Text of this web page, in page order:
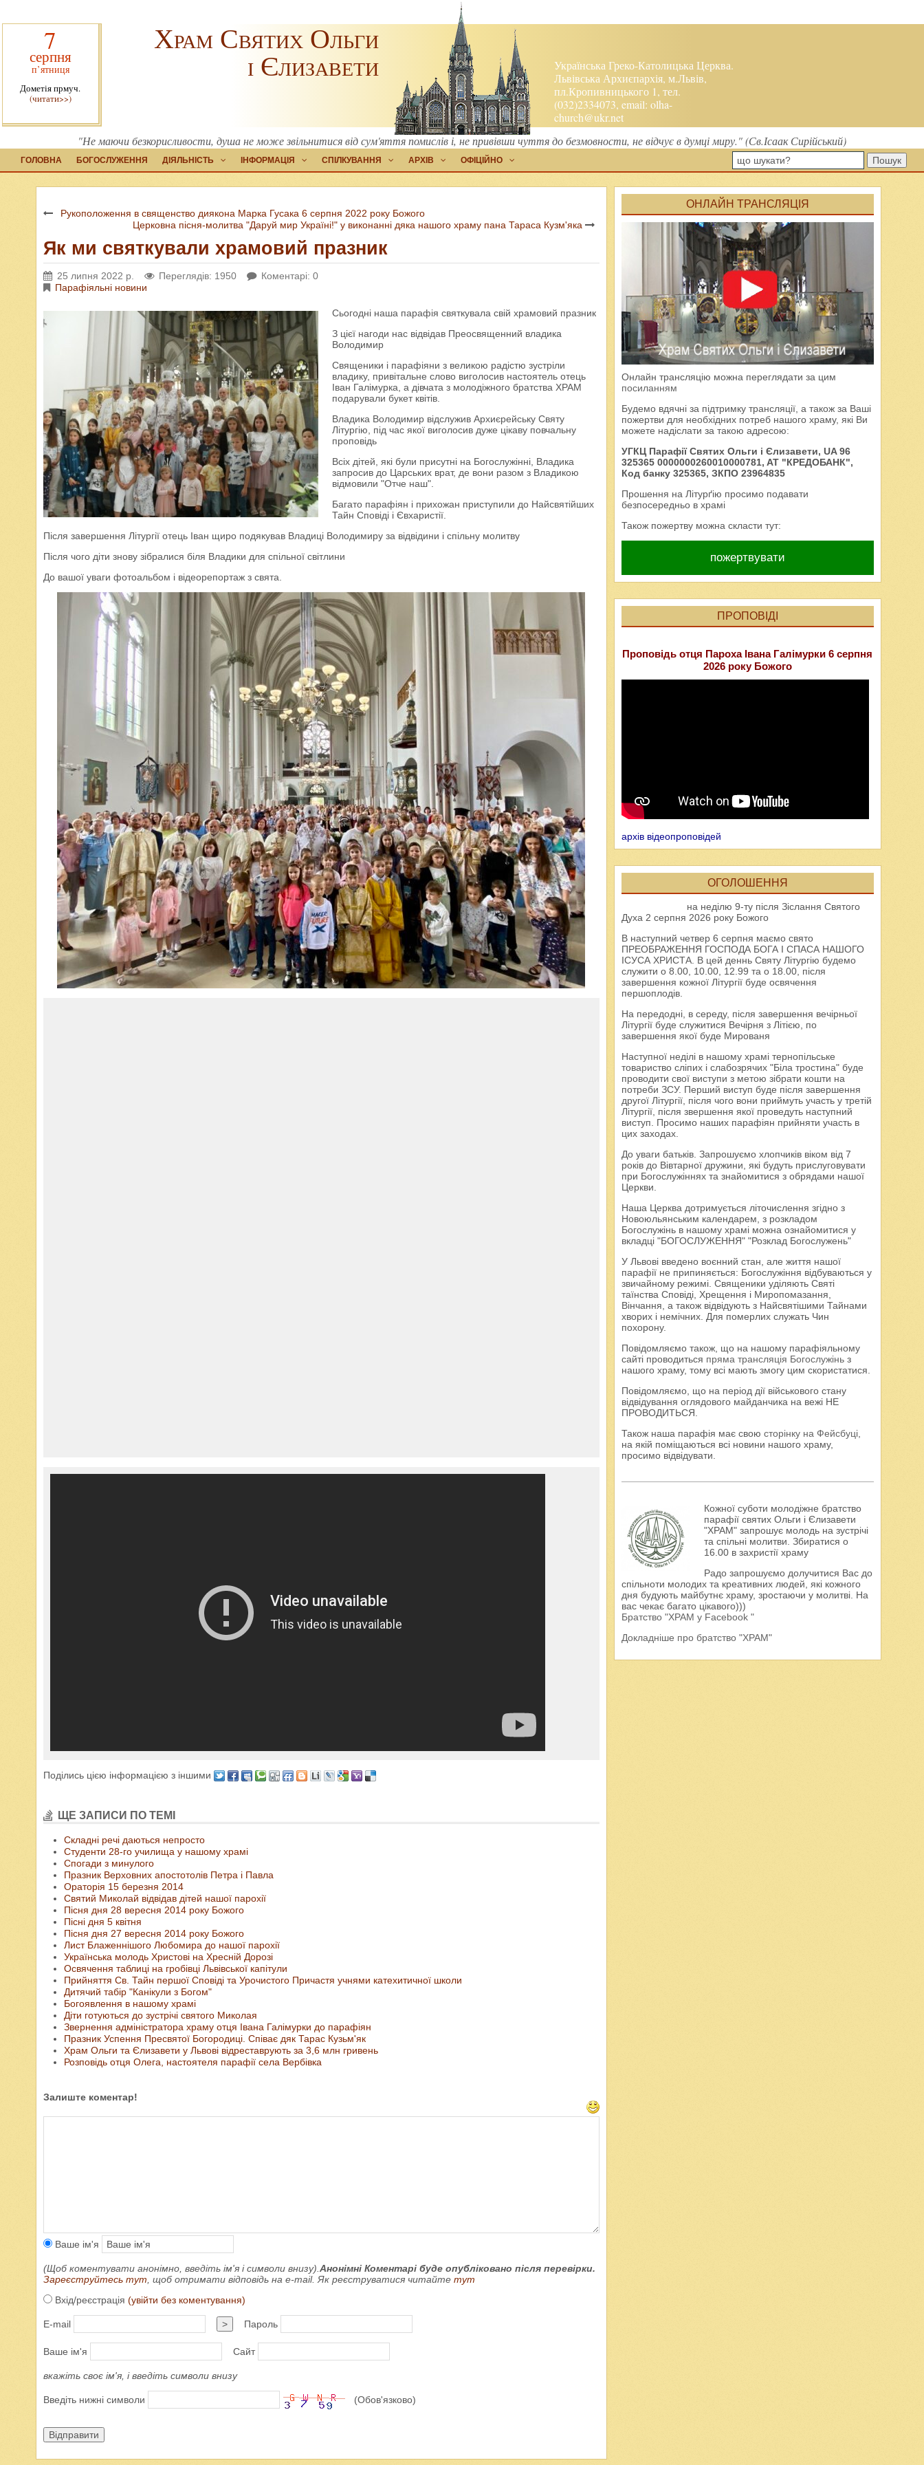
7
серпня
п’ятниця
Дометія прмуч.
(читати>>)
Українська Греко-Католицька Церква.
Львівська Архиєпархія, м.Львів,
пл.Кропивницького 1, тел.
(032)2334073, email:olha-
church@ukr.net
Храм Святих Ольги
і Єлизавети
"Не маючи безкорисливости, душа не може звільнитися від сум'яття помислів і, не привівши чуття до безмовности, не відчує в думці миру." (Св.Ісаак Сирійський)
ГОЛОВНА БОГОСЛУЖЕННЯ ДІЯЛЬНІСТЬ ІНФОРМАЦІЯ СПІЛКУВАННЯ АРХІВ ОФІЦІЙНО Пошук
Рукоположення в священство диякона Марка Гусака 6 серпня 2022 року Божого
Церковна пісня-молитва "Даруй мир Україні!" у виконанні дяка нашого храму пана Тараса Кузм'яка
Як ми святкували храмовий празник
25 липня 2022 р. Переглядів: 1950
Коментарі: 0
Парафіяльні новини
Сьогодні наша парафія святкувала свій храмовий празник
З цієї нагоди нас відвідав Преосвященний владика
Володимир
Священики і парафіяни з великою радістю зустріли
владику, привітальне слово виголосив настоятель отець
Іван Галімурка, а дівчата з молодіжного братства ХРАМ
подарували букет квітів.
Владика Володимир відслужив Архиєрейську Святу
Літургію, під час якої виголосив дуже цікаву повчальну
проповідь
Всіх дітей, які були присутні на Богослужінні, Владика
запросив до Царських врат, де вони разом з Владикою
відмовили "Отче наш".
Багато парафіян і прихожан приступили до Найсвятійших
Тайн Сповіді і Євхаристії.
Після завершення Літургії отець Іван щиро подякував Владиці Володимиру за відвідини і спільну молитву
Після чого діти знову зібралися біля Владики для спільної світлини
До вашої уваги фотоальбом і відеорепортаж з свята.
Поділись цією інформацією з іншими
ЩЕ ЗАПИСИ ПО ТЕМІ
Складні речі даються непросто
Студенти 28-го училища у нашому храмі
Спогади з минулого
Празник Верховних апостотолів Петра і Павла
Ораторія 15 березня 2014
Святий Миколай відвідав дітей нашої парохії
Пісня дня 28 вересня 2014 року Божого
Пісні дня 5 квітня
Пісня дня 27 вересня 2014 року Божого
Лист Блаженнішого Любомира до нашої парохії
Українська молодь Христові на Хресній Дорозі
Освячення таблиці на гробівці Львівської капітули
Прийняття Св. Тайн першої Сповіді та Урочистого Причастя учнями катехитичної школи
Дитячий табір "Канікули з Богом"
Богоявлення в нашому храмі
Діти готуються до зустрічі святого Миколая
Звернення адміністратора храму отця Івана Галімурки до парафіян
Празник Успення Пресвятої Богородиці. Співає дяк Тарас Кузьм'як
Храм Ольги та Єлизавети у Львові відреставрують за 3,6 млн гривень
Розповідь отця Олега, настоятеля парафії села Вербівка
Залиште коментар!
Ваше ім'я
(Щоб коментувати анонімно, введіть ім'я і символи внизу).Анонімні Коментарі буде опубліковано після перевірки.
Зареєструйтесь тут, щоб отримати відповідь на e-mail. Як реєструватися читайте тут
Вхід/реєстрація (увійти без коментування)
E-mail > Пароль
Ваше ім'я Сайт
вкажіть своє ім'я, і введіть символи внизу
Введіть нижні символи (Обов'язково)
Відправити
ОНЛАЙН ТРАНСЛЯЦІЯ
Онлайн трансляцію можна переглядати за цим
посиланням
Будемо вдячні за підтримку трансляції, а також за Ваші
пожертви для необхідних потреб нашого храму, які Ви
можете надіслати за такою адресою:
УГКЦ Парафії Святих Ольги і Єлизавети, UA 96
325365 0000000260010000781, AT "КРЕДОБАНК",
Код банку 325365, ЗКПО 23964835
Прошення на Літурґію просимо подавати
безпосередньо в храмі
Також пожертву можна скласти тут:
пожертвувати
ПРОПОВІДІ
Проповідь отця Пароха Івана Галімурки 6 серпня
2026 року Божого
архів відеопроповідей
ОГОЛОШЕННЯ
на неділю 9-ту після Зіслання Святого
Духа 2 серпня 2026 року Божого
В наступний четвер 6 серпня маємо свято
ПРЕОБРАЖЕННЯ ГОСПОДА БОГА І СПАСА НАШОГО
ІСУСА ХРИСТА. В цей деннь Святу Літургію будемо
служити о 8.00, 10.00, 12.99 та о 18.00, після
завершення кожної Літургії буде освячення
першоплодів.
На передодні, в середу, після завершення вечірньої
Літургії буде служитися Вечірня з Літією, по
завершення якої буде Мированя
Наступної неділі в нашому храмі тернопільське
товариство сліпих і слабозрячих "Біла тростина" буде
проводити свої виступи з метою зібрати кошти на
потреби ЗСУ. Перший виступ буде після завершення
другої Літургії, після чого вони приймуть участь у третій
Літургії, після звершення якої проведуть наступний
виступ. Просимо наших парафіян прийняти участь в
цих заходах.
До уваги батьків. Запрошуємо хлопчиків віком від 7
років до Вівтарної дружини, які будуть прислуговувати
при Богослужіннях та знайомитися з обрядами нашої
Церкви.
Наша Церква дотримується літочислення згідно з
Новоюльянським календарем, з розкладом
Богослужінь в нашому храмі можна ознайомитися у
вкладці "БОГОСЛУЖЕННЯ" "Розклад Богослужень"
У Львові введено воєнний стан, але життя нашої
парафії не припиняється: Богослужіння відбуваються у
звичайному режимі. Священики уділяють Святі
таїнства Сповіді, Хрещення і Миропомазання,
Вінчання, а також відвідують з Найсвятішими Тайнами
хворих і немічних. Для померлих служать Чин
похорону.
Повідомляємо також, що на нашому парафіяльному
сайті проводиться пряма трансляція Богослужіньз
нашого храму, тому всі мають змогу цим скористатися.
Повідомляємо, що на період дії військового стану
відвідування оглядового майданчика на вежі НЕ
ПРОВОДИТЬСЯ.
Також наша парафія має свою сторінку на Фейсбуці,
на якій поміщаються всі новини нашого храму,
просимо відвідувати.
Кожної суботи молодіжне братство
парафії святих Ольги і Єлизавети
"ХРАМ" запрошує молодь на зустрічі
та спільні молитви. Збиратися о
16.00 в захристії храму
Радо запрошуємо долучитися Вас до
спільноти молодих та креативних людей, які кожного
дня будують майбутнє храму, зростаючи у молитві. На
вас чекає багато цікавого)))
Братство "ХРАМ у Facebook "
Докладніше про братство "ХРАМ"